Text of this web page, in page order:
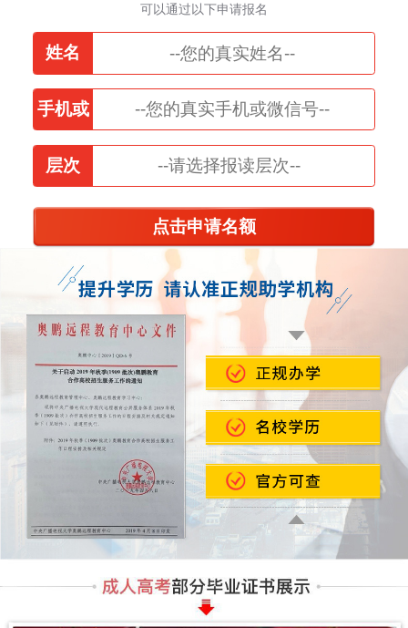
可以通过以下申请报名
姓名
手机或
微信
层次